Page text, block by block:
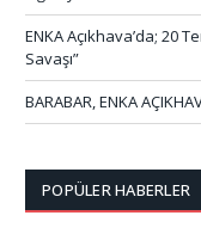
ENKA Açıkhava’da; 20
Savaşı”
BARABAR, ENKA
POPÜLER HABERLER